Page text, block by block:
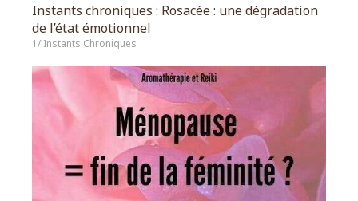
Instants chroniques : Rosacée : une dégradation
de l’état émotionnel
1/ Instants Chroniques